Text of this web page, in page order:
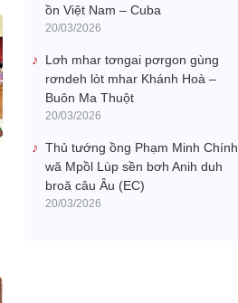
ồn Việt Nam – Cuba
20/03/2026
Lơh mhar tơngai pơrgon gùng
rơndeh lòt mhar Khánh Hoà –
Buôn Ma Thuột
20/03/2026
Thủ tướng ồng Phạm Minh Chính
wă Mpồl Lùp sền bơh Anih duh
broă câu Âu (EC)
20/03/2026